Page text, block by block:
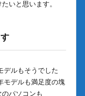
いと思います。
デルもそうでした
モデルも満足度の塊
パソコンも